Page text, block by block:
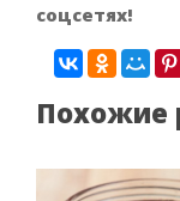
соцсетях!
Похожие